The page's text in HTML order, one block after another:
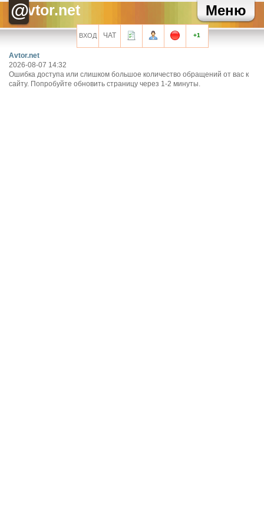
Меню
@vtor.net
Хелла Черноушева
Сарочка Кисова
Художник так видит. Почему к черному квадрату не
претензий? Даная всяко красивей!
ВХОД ЧАТ +1
Avtor.net
2026-08-07 14:32
Ошибка доступа или слишком большое количество обращений от вас к
сайту. Попробуйте обновить страницу через 1-2 минуты.